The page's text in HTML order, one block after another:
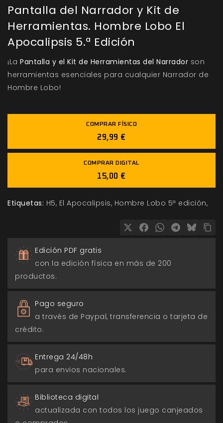
Pantalla del Narrador y Kit de
Herramientas. Hombre Lobo El
Apocalipsis 5.ª Edición
¡La Pantalla y el Kit de Herramientas del Narrador son
herramientas esenciales para cualquier Narrador de
Hombre Lobo!
COMPRAR FÍSICO
29,99 €
COMPRAR DIGITAL
15,00 €
Etiquetas: H5 El Apocalipsis Hombre Lobo 5ª edición
Edición PDF gratis
con la edición física en más de 200
productos.
Pago seguro
a través de Paypal, transferencia o tarjeta de
crédito.
Entrega 24/48h
para envios nacionales.
Biblioteca digital
actualizada con todos los juego canjeados